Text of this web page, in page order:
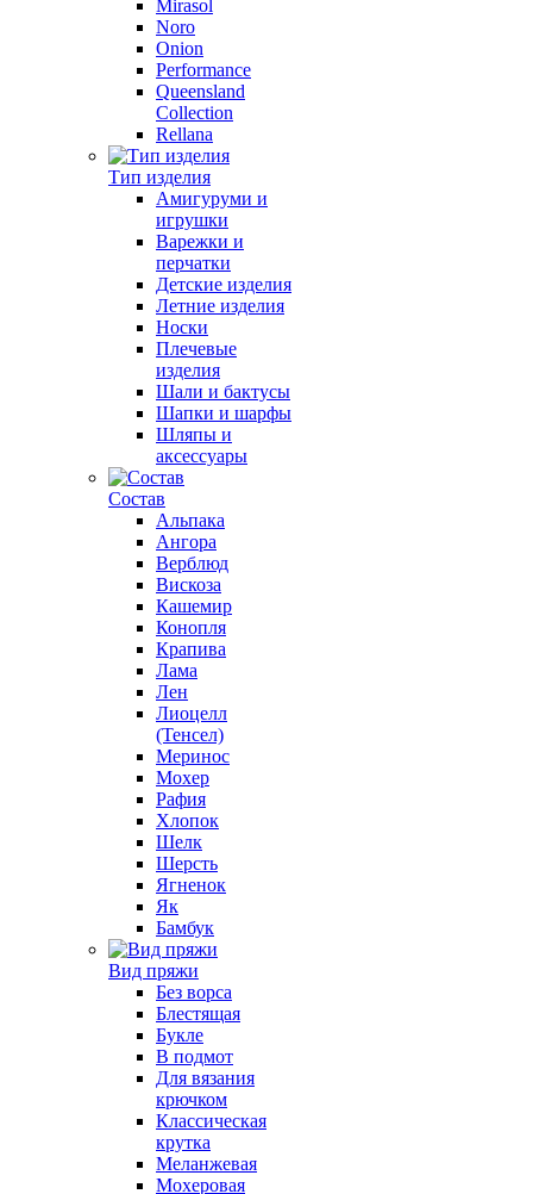
Mirasol
Noro
Onion
Performance
Queensland
Collection
Rellana
Тип изделия
Амигуруми и
игрушки
Варежки и
перчатки
Детские изделия
Летние изделия
Носки
Плечевые
изделия
Шали и бактусы
Шапки и шарфы
Шляпы и
аксессуары
Состав
Альпака
Ангора
Верблюд
Вискоза
Кашемир
Конопля
Крапива
Лама
Лен
Лиоцелл
(Тенсел)
Меринос
Мохер
Рафия
Хлопок
Шелк
Шерсть
Ягненок
Як
Бамбук
Вид пряжи
Без ворса
Блестящая
Букле
В подмот
Для вязания
крючком
Классическая
крутка
Меланжевая
Мохеровая